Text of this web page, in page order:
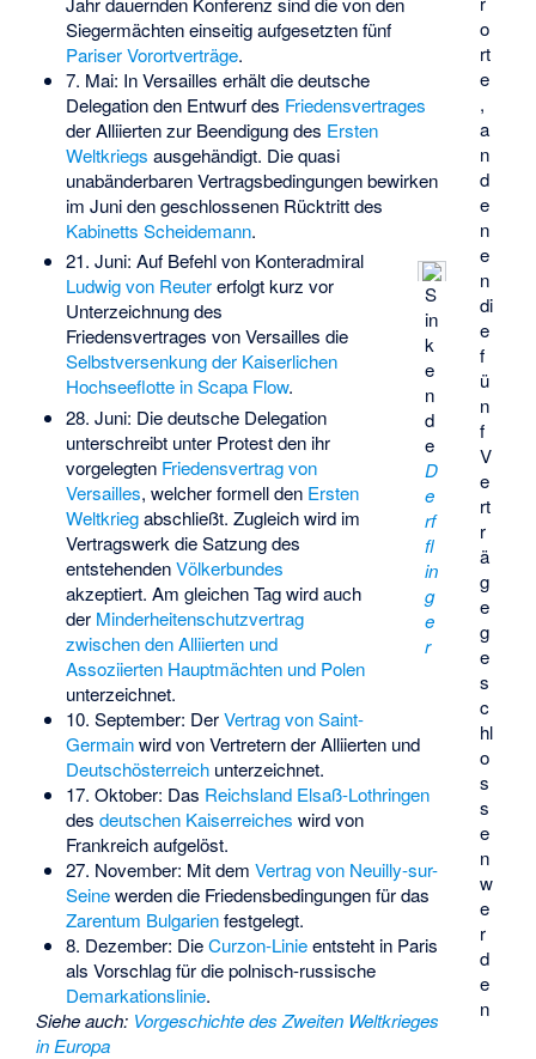
o
rt
e
,
a
n
d
e
n
e
n
di
e
f
ü
n
f
V
e
rt
r
ä
g
e
g
e
s
c
hl
o
s
s
e
n
w
e
r
d
e
n
Siegermächten einseitig aufgesetzten fünf
Pariser Vorortverträge.
7. Mai: In Versailles erhält die deutsche
Delegation den Entwurf des Friedensvertrages
der Alliierten zur Beendigung des Ersten
Weltkriegs ausgehändigt. Die quasi
unabänderbaren Vertragsbedingungen bewirken
im Juni den geschlossenen Rücktritt des
Kabinetts Scheidemann.
S
in
k
e
n
d
e
D
e
rf
fl
in
g
e
r
21. Juni: Auf Befehl von Konteradmiral
Ludwig von Reutererfolgt kurz vor
Unterzeichnung des
Friedensvertrages von Versailles die
Selbstversenkung der Kaiserlichen
Hochseeflotte in Scapa Flow.
28. Juni: Die deutsche Delegation
unterschreibt unter Protest den ihr
vorgelegten Friedensvertrag von
Versailles, welcher formell den Ersten
Weltkriegabschließt. Zugleich wird im
Vertragswerk die Satzung des
entstehendenVölkerbundes
akzeptiert. Am gleichen Tag wird auch
der Minderheitenschutzvertrag
zwischen den Alliierten und
Assoziierten Hauptmächten und Polen
unterzeichnet.
10. September: DerVertrag von Saint-
Germainwird von Vertretern der Alliierten und
Deutschösterreichunterzeichnet.
17. Oktober: Das Reichsland Elsaß-Lothringen
des deutschen Kaiserreiches wird von
Frankreich aufgelöst.
27. November: Mit dem Vertrag von Neuilly-sur-
Seinewerden die Friedensbedingungen für das
Zarentum Bulgarienfestgelegt.
8. Dezember: DieCurzon-Linieentsteht in Paris
als Vorschlag für die polnisch-russische
Demarkationslinie.
Siehe auch: Vorgeschichte des Zweiten Weltkrieges
in Europa